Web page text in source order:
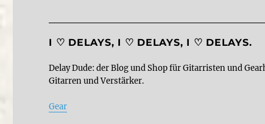
I ♡ DELAYS, I ♡ DELAYS, I ♡ DELAYS.
Delay Dude: der Blog und Shop für Gitarristen und
Gitarren und Verstärker.
Gear